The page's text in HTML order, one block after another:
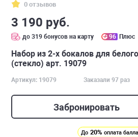
0 отзывов
3 190 руб.
до 319 бонусов на карту 96 Плюс
Набор из 2-х бокалов для
(стекло) арт. 19079
Артикул: 19079 Заказали 97 раз
Забронировать
До 20% оплата